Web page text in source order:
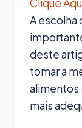
Clique
A escolha
deste
tomar a
alimentos
mais